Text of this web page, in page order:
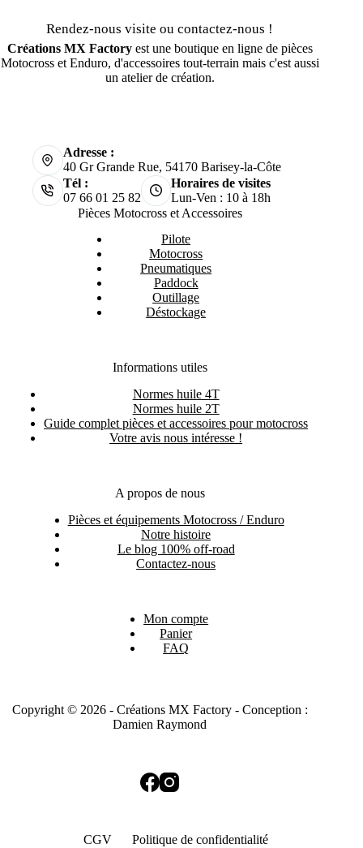
Rendez-nous visite ou contactez-nous !
Créations MX Factoryest une boutique en ligne de pièces
Motocross et Enduro, d'accessoires tout-terrain mais c'est aussi
un atelier de création.
Adresse :
40 Gr Grande Rue, 54170 Barisey-la-Côte
Tél :
07 66 01 25 82
Horaires de visites
Lun-Ven : 10 à 18h
Pièces Motocross et Accessoires
Pilote
Motocross
Pneumatiques
Paddock
Outillage
Déstockage
Informations utiles
Normes huile 4T
Normes huile 2T
Guide complet pièces et accessoires pour motocross
Votre avis nous intéresse !
A propos de nous
Pièces et équipements Motocross / Enduro
Notre histoire
Le blog 100% off-road
Contactez-nous
Mon compte
Panier
FAQ
Copyright © 2026 - Créations MX Factory - Conception :
Damien Raymond
CGV
Politique de confidentialité